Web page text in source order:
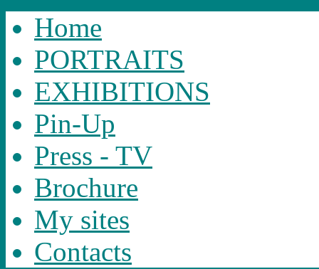
Home
PORTRAITS
EXHIBITIONS
Pin-Up
Press - TV
Brochure
My sites
Contacts